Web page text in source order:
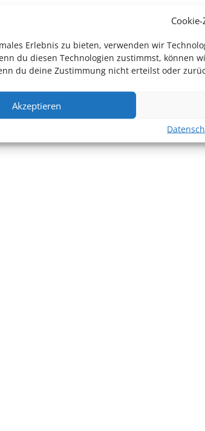
Erlebnis zu bieten, verwenden wir
du diesen Technologien zustimmst, können
du deine Zustimmung nicht erteilst oder
Akzeptieren